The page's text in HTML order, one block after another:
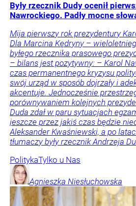
Były rzecznik Dudy ocenił
Nawrockiego. Padły mocne
Mija pierwszy rok prezydentury
Dla Marcina Kędryny –
byłego rzecznika prasowego
– bilans jest pozytywny: – Karol
czas permanentnego kryzysu
swój urząd w sposób dojrzały i
akcentuje. Jednocześnie
porównywaniem kolejnych
Duda zdał w paru sytuacjach
jeszcze przez jakiś czas będzie
Aleksander Kwaśniewski, a po
tłumaczy były rzecznik Andrzeja
PolitykaTylko u Nas
Agnieszka Niesłuchowska